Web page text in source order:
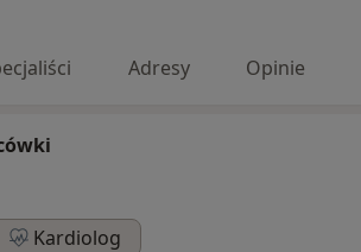
Adresy Opinie
Kardiolog